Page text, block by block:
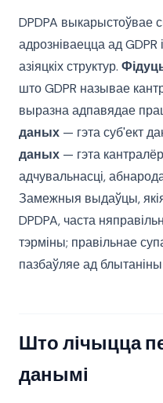
DPDPA выкарыстоўвае
адрозніваецца ад
азіяцкіх структур.
што GDPR называе
выразна адпавядае
даных — гэта суб'ект
даных — гэта
адчувальнасці,
Замежныя выдаўцы,
DPDPA, часта
тэрміны; правільнае
пазбаўляе ад
Што лічыцца
данымі